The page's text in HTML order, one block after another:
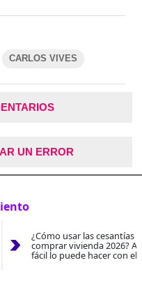
CARLOS VIVES
UN ERROR
¿Cómo usar las cesantías
comprar vivienda 2026?
fácil lo puede hacer con el